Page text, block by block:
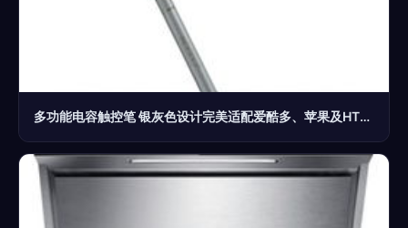
多功能电容触控笔 银灰色设计完美适配爱酷多、苹果及HTC平板设备